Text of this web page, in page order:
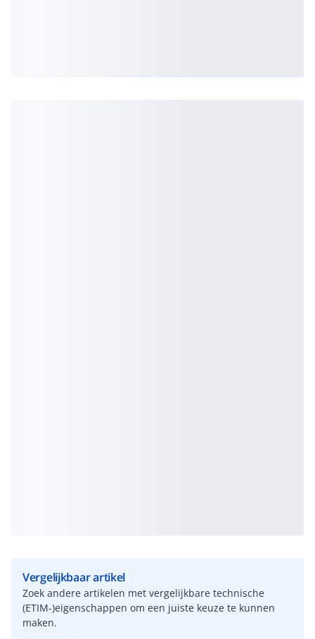
Vergelijkbaar artikel
Zoek andere artikelen met vergelijkbare technische
(ETIM-)eigenschappen om een juiste keuze te kunnen
maken.